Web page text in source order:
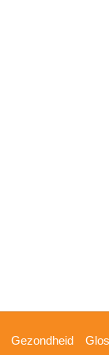
Gezondheid